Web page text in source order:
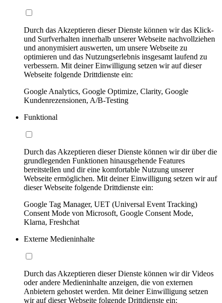
Durch das Akzeptieren dieser Dienste können wir das Klick-
und Surfverhalten innerhalb unserer Webseite nachvollziehen
und anonymisiert auswerten, um unsere Webseite zu
optimieren und das Nutzungserlebnis insgesamt laufend zu
verbessern. Mit deiner Einwilligung setzen wir auf dieser
Webseite folgende Drittdienste ein:
Google Analytics, Google Optimize, Clarity, Google
Kundenrezensionen, A/B-Testing
Funktional
Durch das Akzeptieren dieser Dienste können wir dir über die
grundlegenden Funktionen hinausgehende Features
bereitstellen und dir eine komfortable Nutzung unserer
Webseite ermöglichen. Mit deiner Einwilligung setzen wir auf
dieser Webseite folgende Drittdienste ein:
Google Tag Manager, UET (Universal Event Tracking)
Consent Mode von Microsoft, Google Consent Mode,
Klarna, Freshchat
Externe Medieninhalte
Durch das Akzeptieren dieser Dienste können wir dir Videos
oder andere Medieninhalte anzeigen, die von externen
Anbietern gehostet werden. Mit deiner Einwilligung setzen
wir auf dieser Webseite folgende Drittdienste ein: